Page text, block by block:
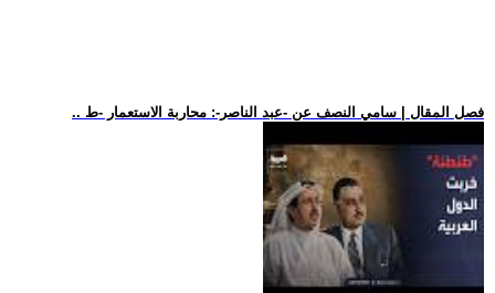
.. فصل المقال | سامي النصف عن -عبد الناصر-: محاربة الاستعمار -ط